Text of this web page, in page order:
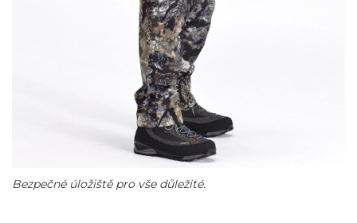
Bezpečné úložiště pro vše důležité.